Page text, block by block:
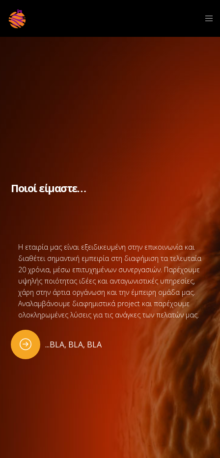
Ποιοί είμαστε…
Η εταιρία μας είναι εξειδικευμένη στην επικοινωνία και
διαθέτει σημαντική εμπειρία στη διαφήμιση τα τελευταία
20 χρόνια, μέσω επιτυχημένων συνεργασιών. Παρέχουμε
υψηλής ποιότητας ιδέες και ανταγωνιστικές υπηρεσίες,
χάρη στην άρτια οργάνωση και την έμπειρη ομάδα μας.
Αναλαμβάνουμε διαφημιστικά project και παρέχουμε
ολοκληρωμένες λύσεις για τις ανάγκες των πελατών μας.
...BLA, BLA, BLA